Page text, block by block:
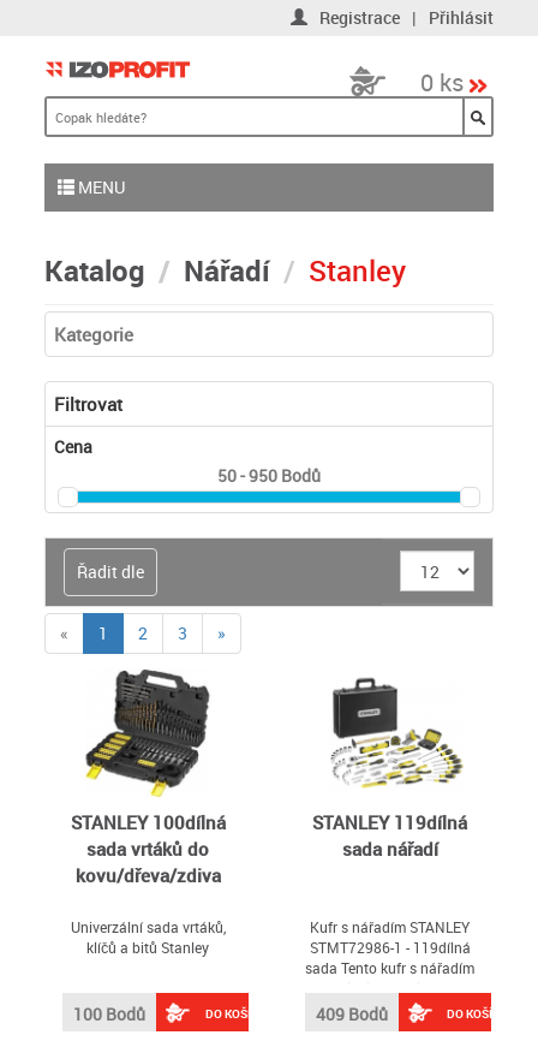
Registrace | Přihlásit
0 ks
MENU
Katalog Nářadí Stanley
Kategorie
Filtrovat
Cena
50 - 950 Bodů
Řadit dle
« 1 (current)
2 3 »
STANLEY 100dílná
sada vrtáků do
kovu/dřeva/zdiva
Univerzální sada vrtáků,
klíčů a bitů Stanley
100 Bodů DO KOŠÍKU
STANLEY 119dílná
sada nářadí
Kufr s nářadím STANLEY
STMT72986-1 - 119dílná
sada Tento kufr s nářadím
je spolehlivou volbou pro
každodenní údržbu, od
domácích oprav až po
409 Bodů DO KOŠÍKU